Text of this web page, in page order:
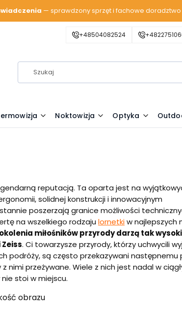
— sprawdzony sprzęt i fachowe doradztwo
+48504082524
Noktowizja Optyka
reputacją. Ta oparta jest na
solidnej konstrukcji i innowacyjnym
poszerzają granice możliwości
na wszelkiego rodzaju lornetkiw najlepszych
miłośników przyrody darzą tak
. Ci towarzysze przyrody, którzy uchwycili
podróży, są często przekazywani następnemu
nimi przeżywane. Wiele z nich jest nadal w
stoi w miejscu.
obrazu